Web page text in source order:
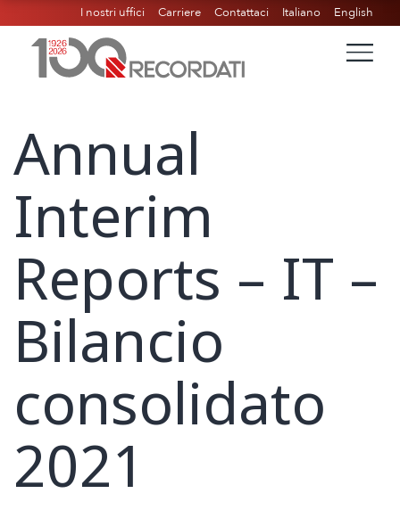
I nostri uffici Carriere Contattaci Italiano English
Annual
Interim
Reports – IT –
Bilancio
consolidato
2021